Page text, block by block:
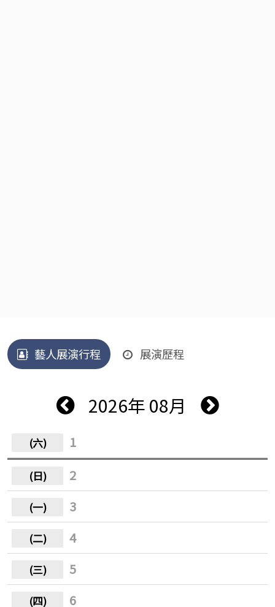
藝人展演行程 展演歷程
2026年 08月
1
2
3
4
5
6